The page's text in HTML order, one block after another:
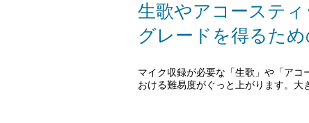
生歌やアコーステ
グレードを得るた
マイク収録が必要な「生歌」や「アコ
おける難易度がぐっと上がります。大